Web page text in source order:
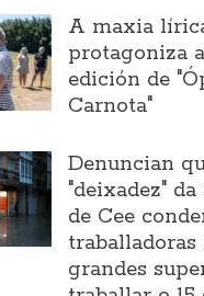
A maxia
protagoniza
edición de
Carnota"
Denuncian
"deixadez"
de Cee
traballadoras
grandes